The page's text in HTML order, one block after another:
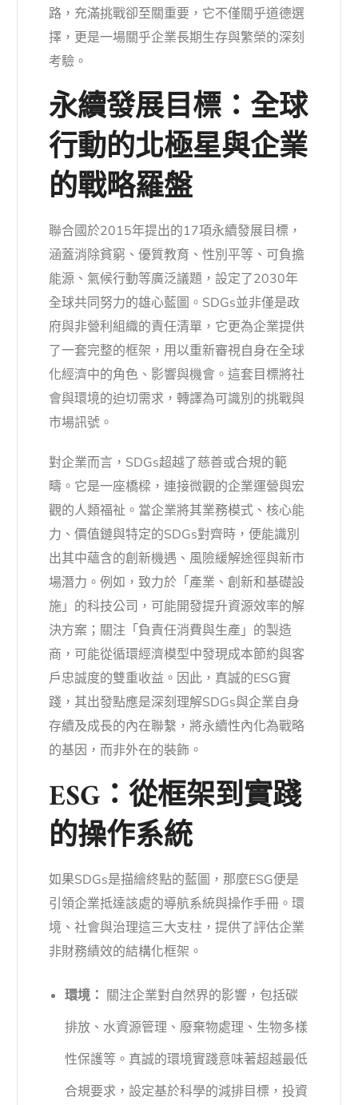
路，充滿挑戰卻至關重要，它不僅關乎道德選
擇，更是一場關乎企業長期生存與繁榮的深刻
考驗。
永續發展目標：全球
行動的北極星與企業
的戰略羅盤
聯合國於2015年提出的17項永續發展目標，
涵蓋消除貧窮、優質教育、性別平等、可負擔
能源、氣候行動等廣泛議題，設定了2030年
全球共同努力的雄心藍圖。SDGs並非僅是政
府與非營利組織的責任清單，它更為企業提供
了一套完整的框架，用以重新審視自身在全球
化經濟中的角色、影響與機會。這套目標將社
會與環境的迫切需求，轉譯為可識別的挑戰與
市場訊號。
對企業而言，SDGs超越了慈善或合規的範
疇。它是一座橋樑，連接微觀的企業運營與宏
觀的人類福祉。當企業將其業務模式、核心能
力、價值鏈與特定的SDGs對齊時，便能識別
出其中蘊含的創新機遇、風險緩解途徑與新市
場潛力。例如，致力於「產業、創新和基礎設
施」的科技公司，可能開發提升資源效率的解
決方案；關注「負責任消費與生產」的製造
商，可能從循環經濟模型中發現成本節約與客
戶忠誠度的雙重收益。因此，真誠的ESG實
踐，其出發點應是深刻理解SDGs與企業自身
存續及成長的內在聯繫，將永續性內化為戰略
的基因，而非外在的裝飾。
ESG：從框架到實踐
的操作系統
如果SDGs是描繪終點的藍圖，那麼ESG便是
引領企業抵達該處的導航系統與操作手冊。環
境、社會與治理這三大支柱，提供了評估企業
非財務績效的結構化框架。
環境： 關注企業對自然界的影響，包括碳
排放、水資源管理、廢棄物處理、生物多樣
性保護等。真誠的環境實踐意味著超越最低
合規要求，設定基於科學的減排目標，投資